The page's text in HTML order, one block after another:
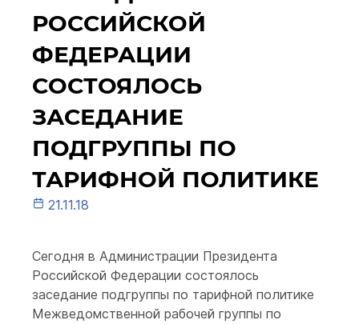
РОССИЙСКОЙ
ФЕДЕРАЦИИ
СОСТОЯЛОСЬ
ЗАСЕДАНИЕ
ПОДГРУППЫ ПО
ТАРИФНОЙ ПОЛИТИКЕ
21.11.18
Сегодня в Администрации Президента
Российской Федерации состоялось
заседание подгруппы по тарифной политике
Межведомственной рабочей группы по